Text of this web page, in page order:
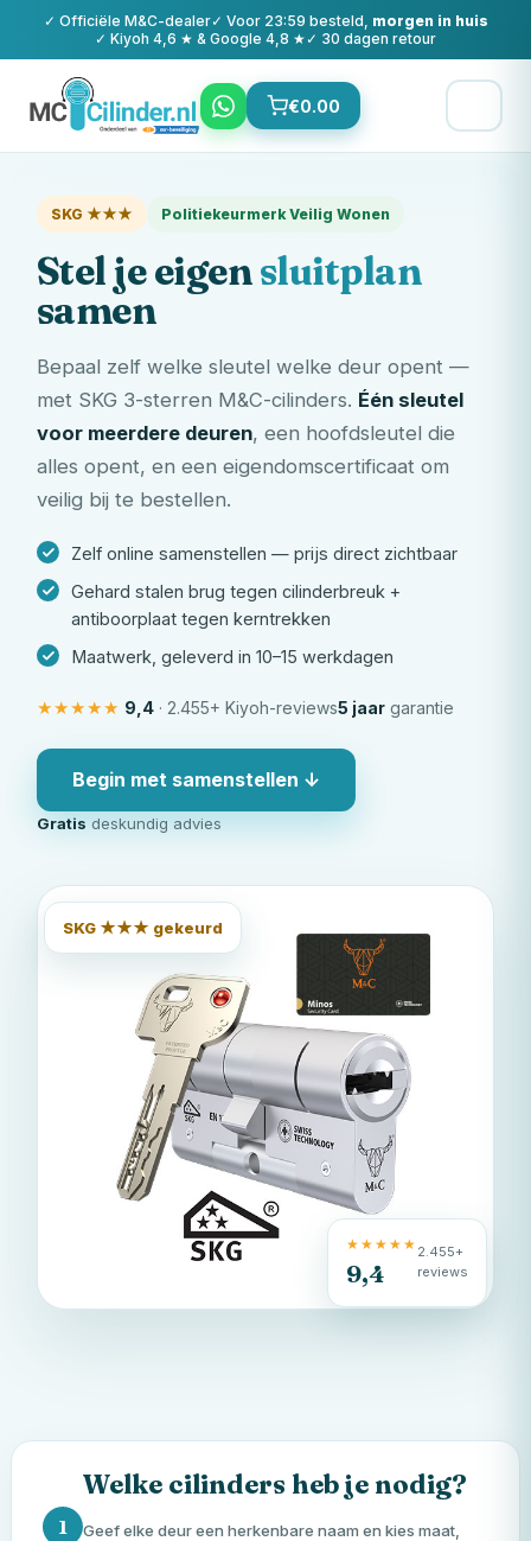
✓ Officiële M&C-dealer✓ Voor 23:59 besteld, morgen in huis
✓ Kiyoh 4,6 ★ & Google 4,8 ★ ✓ 30 dagen retour
€0.00
SKG ★★★ Politiekeurmerk Veilig Wonen
Stel je eigensluitplan
samen
Bepaal zelf welke sleutel welke deur opent —
met SKG 3-sterren M&C-cilinders. Één sleutel
voor meerdere deuren, een hoofdsleutel die
alles opent, en een eigendomscertificaat om
veilig bij te bestellen.
Zelf online samenstellen — prijs direct zichtbaar
Gehard stalen brug tegen cilinderbreuk +
antiboorplaat tegen kerntrekken
Maatwerk, geleverd in 10–15 werkdagen
★★★★★ 9,4· 2.455+ Kiyoh-reviews5 jaargarantie
Begin met samenstellen ↓
Gratis deskundig advies
SKG ★★★ gekeurd
★★★★★
9,4
2.455+
reviews
1
Welke cilinders heb je nodig?
Geef elke deur een herkenbare naam en kies maat,